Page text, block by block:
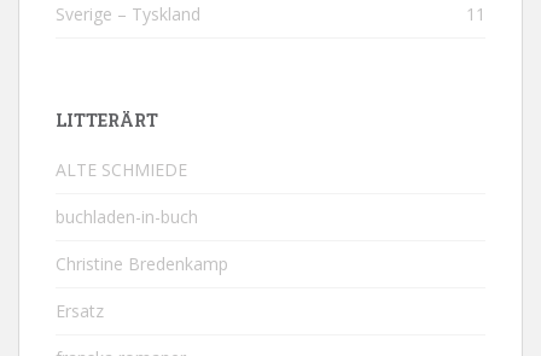
Sverige – Tyskland 11
LITTERÄRT
ALTE SCHMIEDE
buchladen-in-buch
Christine Bredenkamp
Ersatz